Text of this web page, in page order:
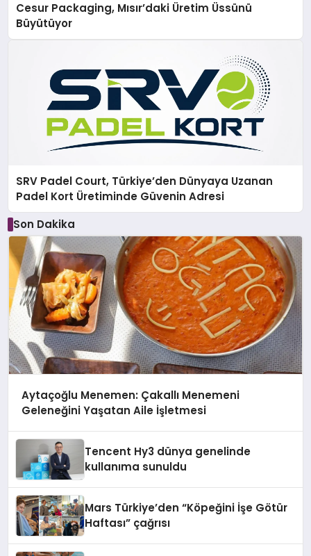
Cesur Packaging, Mısır’daki Üretim Üssünü
Büyütüyor
SRV Padel Court, Türkiye’den Dünyaya Uzanan
Padel Kort Üretiminde Güvenin Adresi
Son Dakika
Aytaçoğlu Menemen: Çakallı Menemeni
Geleneğini Yaşatan Aile İşletmesi
Tencent Hy3 dünya genelinde
kullanıma sunuldu
Mars Türkiye’den “Köpeğini İşe Götür
Haftası” çağrısı